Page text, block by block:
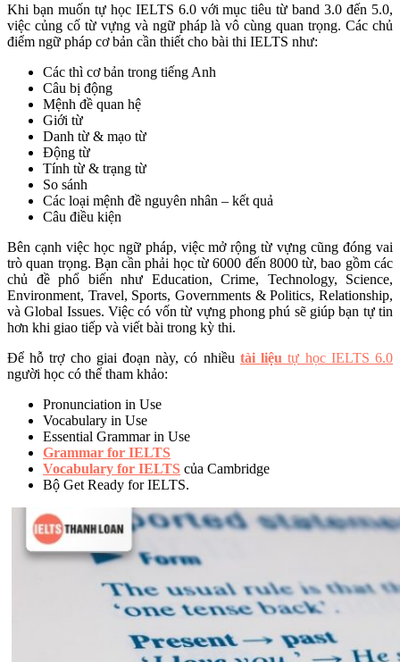
Khi bạn muốn tự học IELTS 6.0 với mục tiêu từ band 3.0 đến 5.0,
việc củng cố từ vựng và ngữ pháp là vô cùng quan trọng. Các chủ
điểm ngữ pháp cơ bản cần thiết cho bài thi IELTS như:
Các thì cơ bản trong tiếng Anh
Câu bị động
Mệnh đề quan hệ
Giới từ
Danh từ & mạo từ
Động từ
Tính từ & trạng từ
So sánh
Các loại mệnh đề nguyên nhân – kết quả
Câu điều kiện
Bên cạnh việc học ngữ pháp, việc mở rộng từ vựng cũng đóng vai
trò quan trọng. Bạn cần phải học từ 6000 đến 8000 từ, bao gồm các
chủ đề phổ biến như Education, Crime, Technology, Science,
Environment, Travel, Sports, Governments & Politics, Relationship,
và Global Issues. Việc có vốn từ vựng phong phú sẽ giúp bạn tự tin
hơn khi giao tiếp và viết bài trong kỳ thi.
Để hỗ trợ cho giai đoạn này, có nhiều tài liệu tự học IELTS 6.0
người học có thể tham khảo:
Pronunciation in Use
Vocabulary in Use
Essential Grammar in Use
Grammar for IELTS
Vocabulary for IELTS của Cambridge
Bộ Get Ready for IELTS.